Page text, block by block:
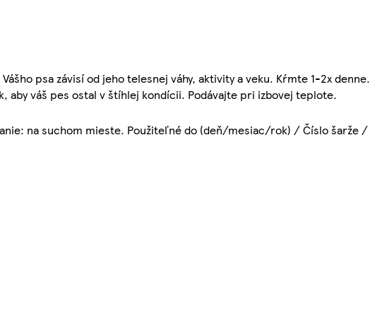
psa závisí od jeho telesnej váhy, aktivity a veku. Kŕmte 1-2x denne.
aby váš pes ostal v štíhlej kondícii. Podávajte pri izbovej teplote.
na suchom mieste. Použiteľné do (deň/mesiac/rok) / Číslo šarže /